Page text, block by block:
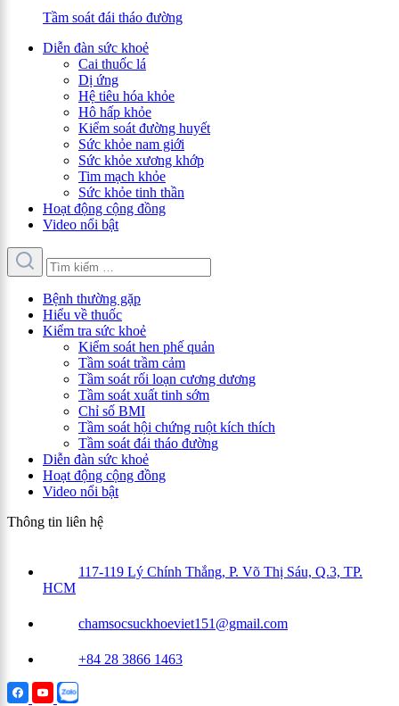
Tầm soát đái tháo đường
Diễn đàn sức khoẻ
Cai thuốc lá
Dị ứng
Hệ tiêu hóa khỏe
Hô hấp khỏe
Kiểm soát đường huyết
Sức khỏe nam giới
Sức khỏe xương khớp
Tim mạch khỏe
Sức khỏe tinh thần
Hoạt động cộng đồng
Video nổi bật
Bệnh thường gặp
Hiểu về thuốc
Kiểm tra sức khoẻ
Kiểm soát hen phế quản
Tầm soát trầm cảm
Tầm soát rối loạn cương dương
Tầm soát xuất tinh sớm
Chỉ số BMI
Tầm soát hội chứng ruột kích thích
Tầm soát đái tháo đường
Diễn đàn sức khoẻ
Hoạt động cộng đồng
Video nổi bật
Thông tin liên hệ
117-119 Lý Chính Thắng, P. Võ Thị Sáu, Q.3, TP.
HCM
chamsocsuckhoeviet151@gmail.com
+84 28 3866 1463